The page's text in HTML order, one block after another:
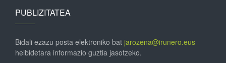
PUBLIZITATEA
Bidali ezazu posta elektroniko bat jarozena@irunero.eus
helbidetara informazio guztia jasotzeko.